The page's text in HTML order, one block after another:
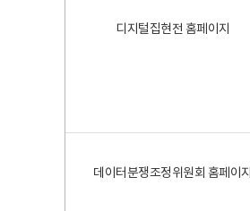
디지털집현전 홈페이지
데이터분쟁조정위원회 홈페이지